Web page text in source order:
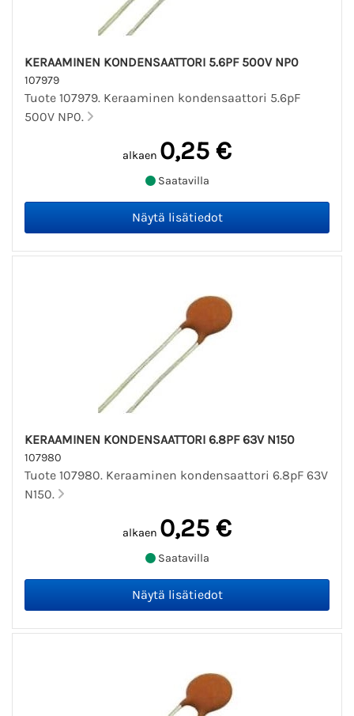
KERAAMINEN KONDENSAATTORI 5.6PF 500V NP0
107979
Tuote 107979. Keraaminen kondensaattori 5.6pF
500V NP0.
alkaen 0,25 €
Saatavilla
KERAAMINEN KONDENSAATTORI 6.8PF 63V N150
107980
Tuote 107980. Keraaminen kondensaattori 6.8pF 63V
N150.
alkaen 0,25 €
Saatavilla